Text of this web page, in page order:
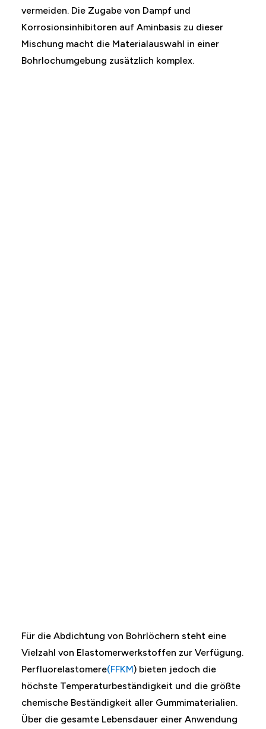
vermeiden. Die Zugabe von Dampf und
Korrosionsinhibitoren auf Aminbasis zu dieser
Mischung macht die Materialauswahl in einer
Bohrlochumgebung zusätzlich komplex.
Für die Abdichtung von Bohrlöchern steht eine
Vielzahl von Elastomerwerkstoffen zur Verfügung.
Perfluorelastomere(FFKM) bieten jedoch die
höchste Temperaturbeständigkeit und die größte
chemische Beständigkeit aller Gummimaterialien.
Über die gesamte Lebensdauer einer Anwendung